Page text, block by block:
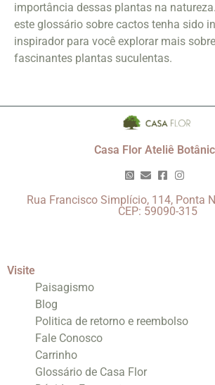
importância dessas plantas na
este glossário sobre cactos tenha sido
inspirador para você explorar mais
fascinantes plantas suculentas.
Casa Flor Ateliê
Rua Francisco Simplício, 114, Ponta
CEP: 59090-315
Visite
Paisagismo
Blog
Politica de retorno e reembolso
Fale Conosco
Carrinho
Glossário de Casa Flor